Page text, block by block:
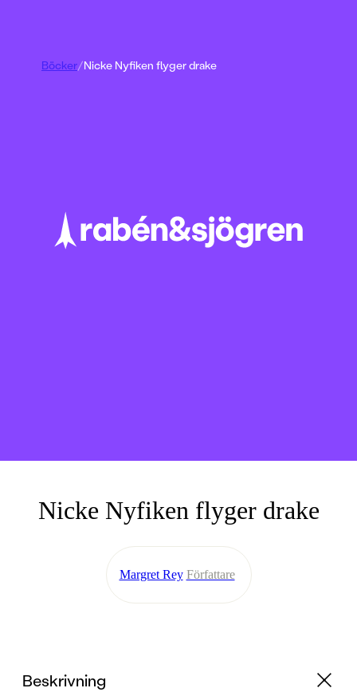
Nicke Nyfiken flyger drake
Margret Rey Författare
Böcker/Nicke Nyfiken flyger drake
Beskrivning